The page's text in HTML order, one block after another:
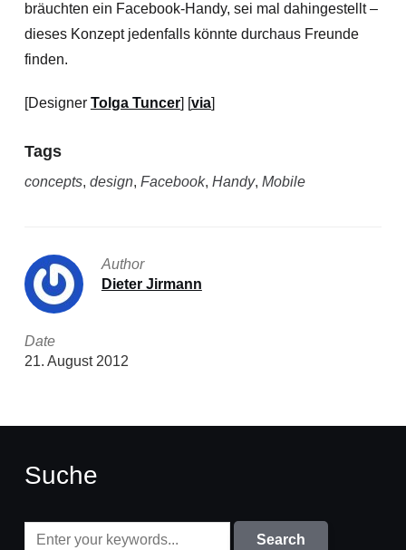
bräuchten ein Facebook-Handy, sei mal dahingestellt –
dieses Konzept jedenfalls könnte durchaus Freunde
finden.
[Designer Tolga Tuncer] [via]
Tags
concepts, design, Facebook, Handy, Mobile
Author
Dieter Jirmann
Date
21. August 2012
Suche